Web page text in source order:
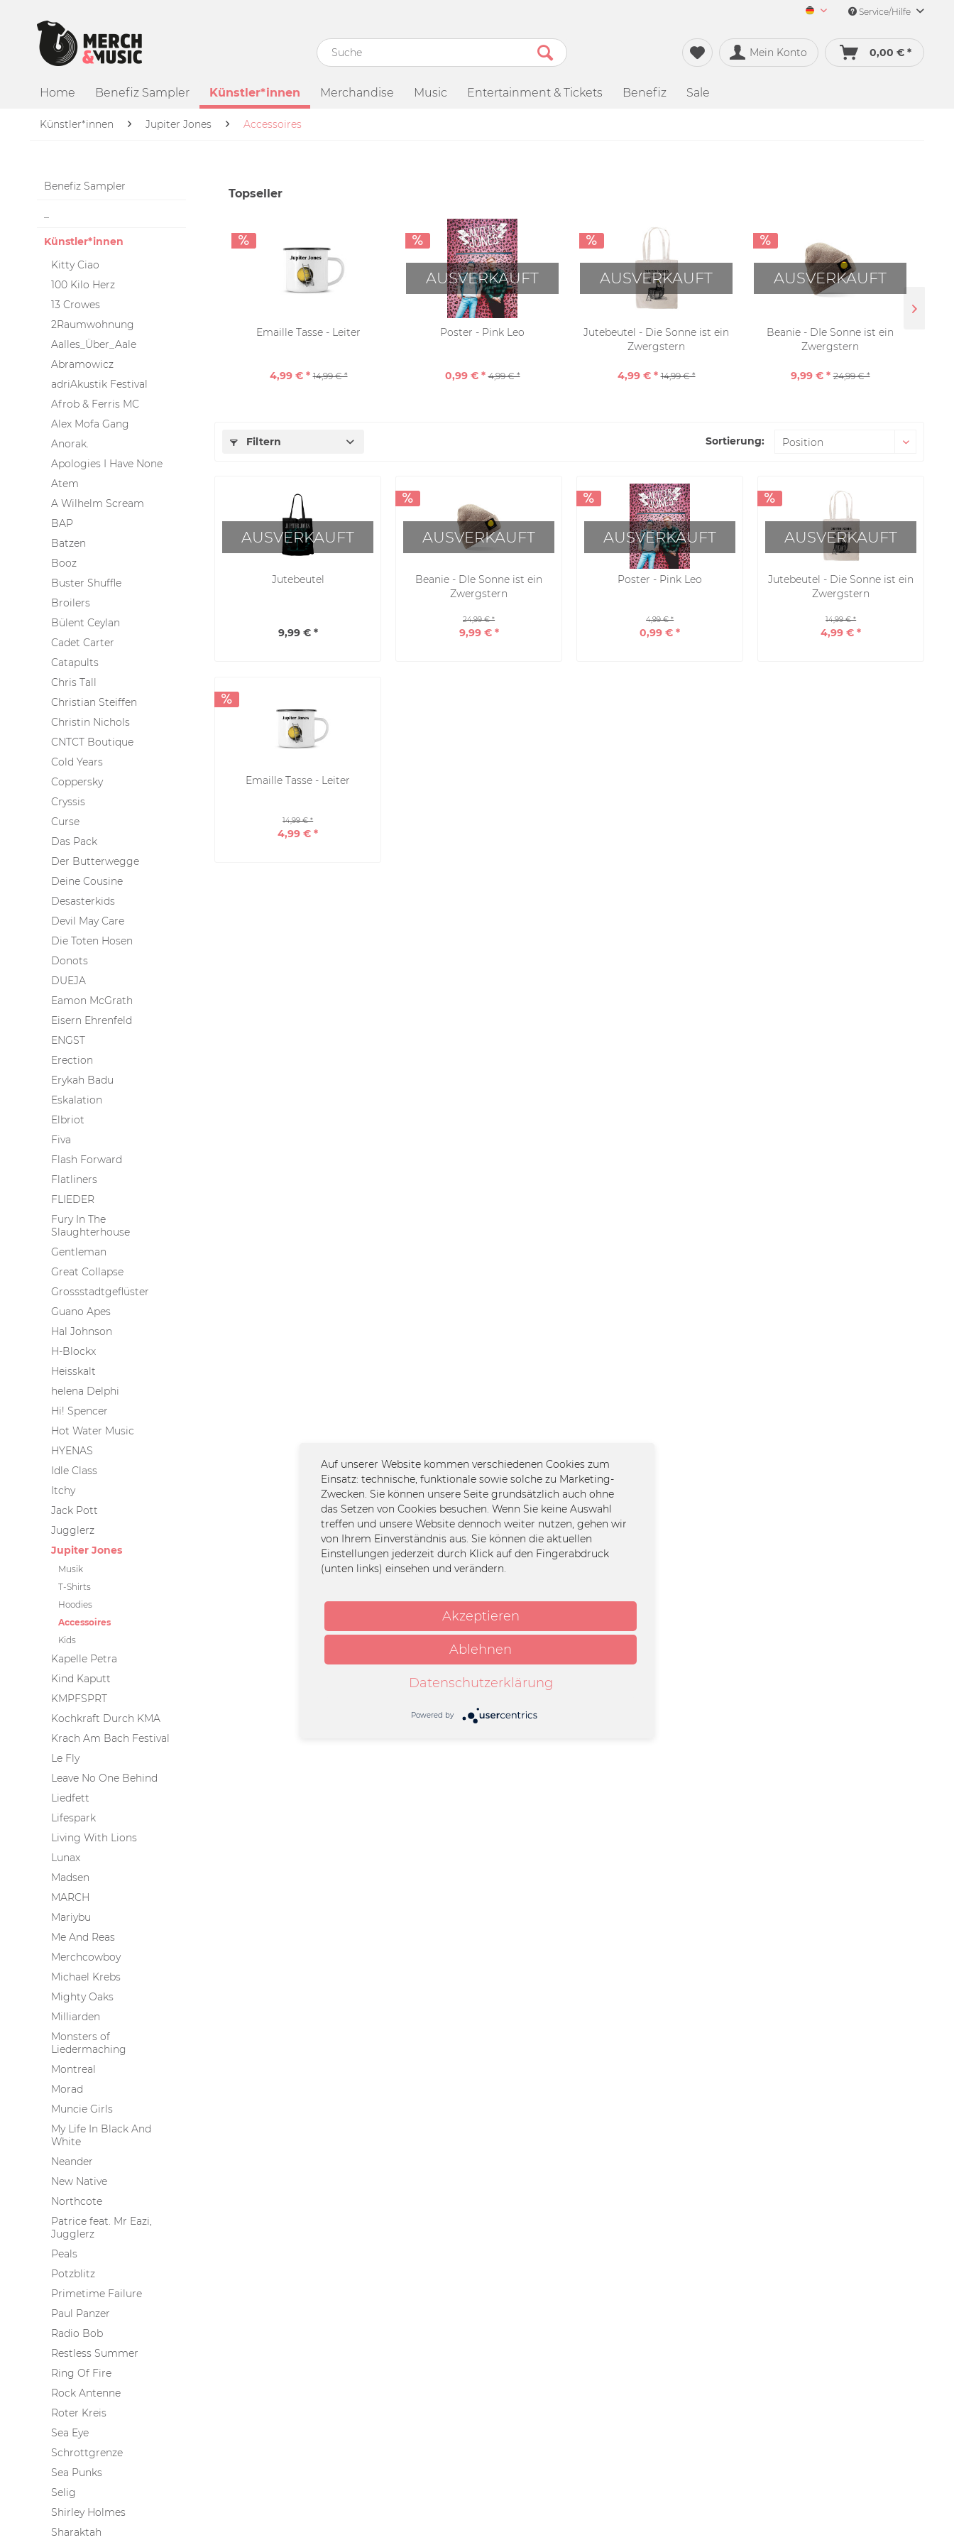
Merch&Music Deutsch
Service/Hilfe
Mein Konto 0,00 € *
Home Benefiz Sampler Künstler*innen Merchandise Music Entertainment & Tickets Benefiz Sale
Künstler*innen Jupiter Jones Accessoires
Benefiz Sampler
Künstler*innen
Kitty Ciao
100 Kilo Herz
13 Crowes
2Raumwohnung
Aalles_Über_Aale
Abramowicz
adriAkustik Festival
Afrob & Ferris MC
Alex Mofa Gang
Anorak.
Apologies I Have None
Atem
A Wilhelm Scream
BAP
Batzen
Booz
Buster Shuffle
Broilers
Bülent Ceylan
Cadet Carter
Catapults
Chris Tall
Christian Steiffen
Christin Nichols
CNTCT Boutique
Cold Years
Coppersky
Cryssis
Curse
Das Pack
Der Butterwegge
Deine Cousine
Desasterkids
Devil May Care
Die Toten Hosen
Donots
DUEJA
Eamon McGrath
Eisern Ehrenfeld
ENGST
Erection
Erykah Badu
Eskalation
Elbriot
Fiva
Flash Forward
Flatliners
FLIEDER
Fury In The
Slaughterhouse
Gentleman
Great Collapse
Grossstadtgeflüster
Guano Apes
Hal Johnson
H-Blockx
Heisskalt
helena Delphi
Hi! Spencer
Hot Water Music
HYENAS
Idle Class
Itchy
Jack Pott
Jugglerz
Jupiter Jones
Musik
T-Shirts
Hoodies
Accessoires
Kids
Kapelle Petra
Kind Kaputt
KMPFSPRT
Kochkraft Durch KMA
Krach Am Bach Festival
Le Fly
Leave No One Behind
Liedfett
Lifespark
Living With Lions
Lunax
Madsen
MARCH
Mariybu
Me And Reas
Merchcowboy
Michael Krebs
Mighty Oaks
Milliarden
Monsters of
Liedermaching
Montreal
Morad
Muncie Girls
My Life In Black And
White
Neander
New Native
Northcote
Patrice feat. Mr Eazi,
Jugglerz
Peals
Potzblitz
Primetime Failure
Paul Panzer
Radio Bob
Restless Summer
Ring Of Fire
Rock Antenne
Roter Kreis
Sea Eye
Schrottgrenze
Sea Punks
Selig
Shirley Holmes
Sharaktah
Topseller
Emaille Tasse - Leiter
4,99 € * 14,99 € *
AUSVERKAUFT
Poster - Pink Leo
0,99 € * 4,99 € *
AUSVERKAUFT
Jutebeutel - Die Sonne ist ein
Zwergstern
4,99 € * 14,99 € *
AUSVERKAUFT
Beanie - DIe Sonne ist ein
Zwergstern
9,99 € * 24,99 € *
Filtern Sortierung:
AUSVERKAUFT
Jutebeutel
9,99 € *
AUSVERKAUFT
Beanie - DIe Sonne ist ein
Zwergstern
24,99 € *
9,99 € *
AUSVERKAUFT
Poster - Pink Leo
4,99 € *
0,99 € *
AUSVERKAUFT
Jutebeutel - Die Sonne ist ein
Zwergstern
14,99 € *
4,99 € *
Emaille Tasse - Leiter
14,99 € *
4,99 € *
Auf unserer Website kommen verschiedenen Cookies zum
Einsatz: technische, funktionale sowie solche zu Marketing-
Zwecken. Sie können unsere Seite grundsätzlich auch ohne
das Setzen von Cookies besuchen. Wenn Sie keine Auswahl
treffen und unsere Website dennoch weiter nutzen, gehen wir
von Ihrem Einverständnis aus. Sie können die aktuellen
Einstellungen jederzeit durch Klick auf den Fingerabdruck
(unten links) einsehen und verändern.
Akzeptieren
Ablehnen
Datenschutzerklärung
Powered by